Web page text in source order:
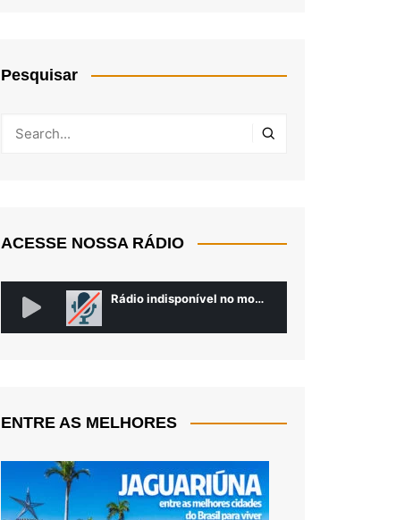
Pesquisar
ACESSE NOSSA RÁDIO
ENTRE AS MELHORES